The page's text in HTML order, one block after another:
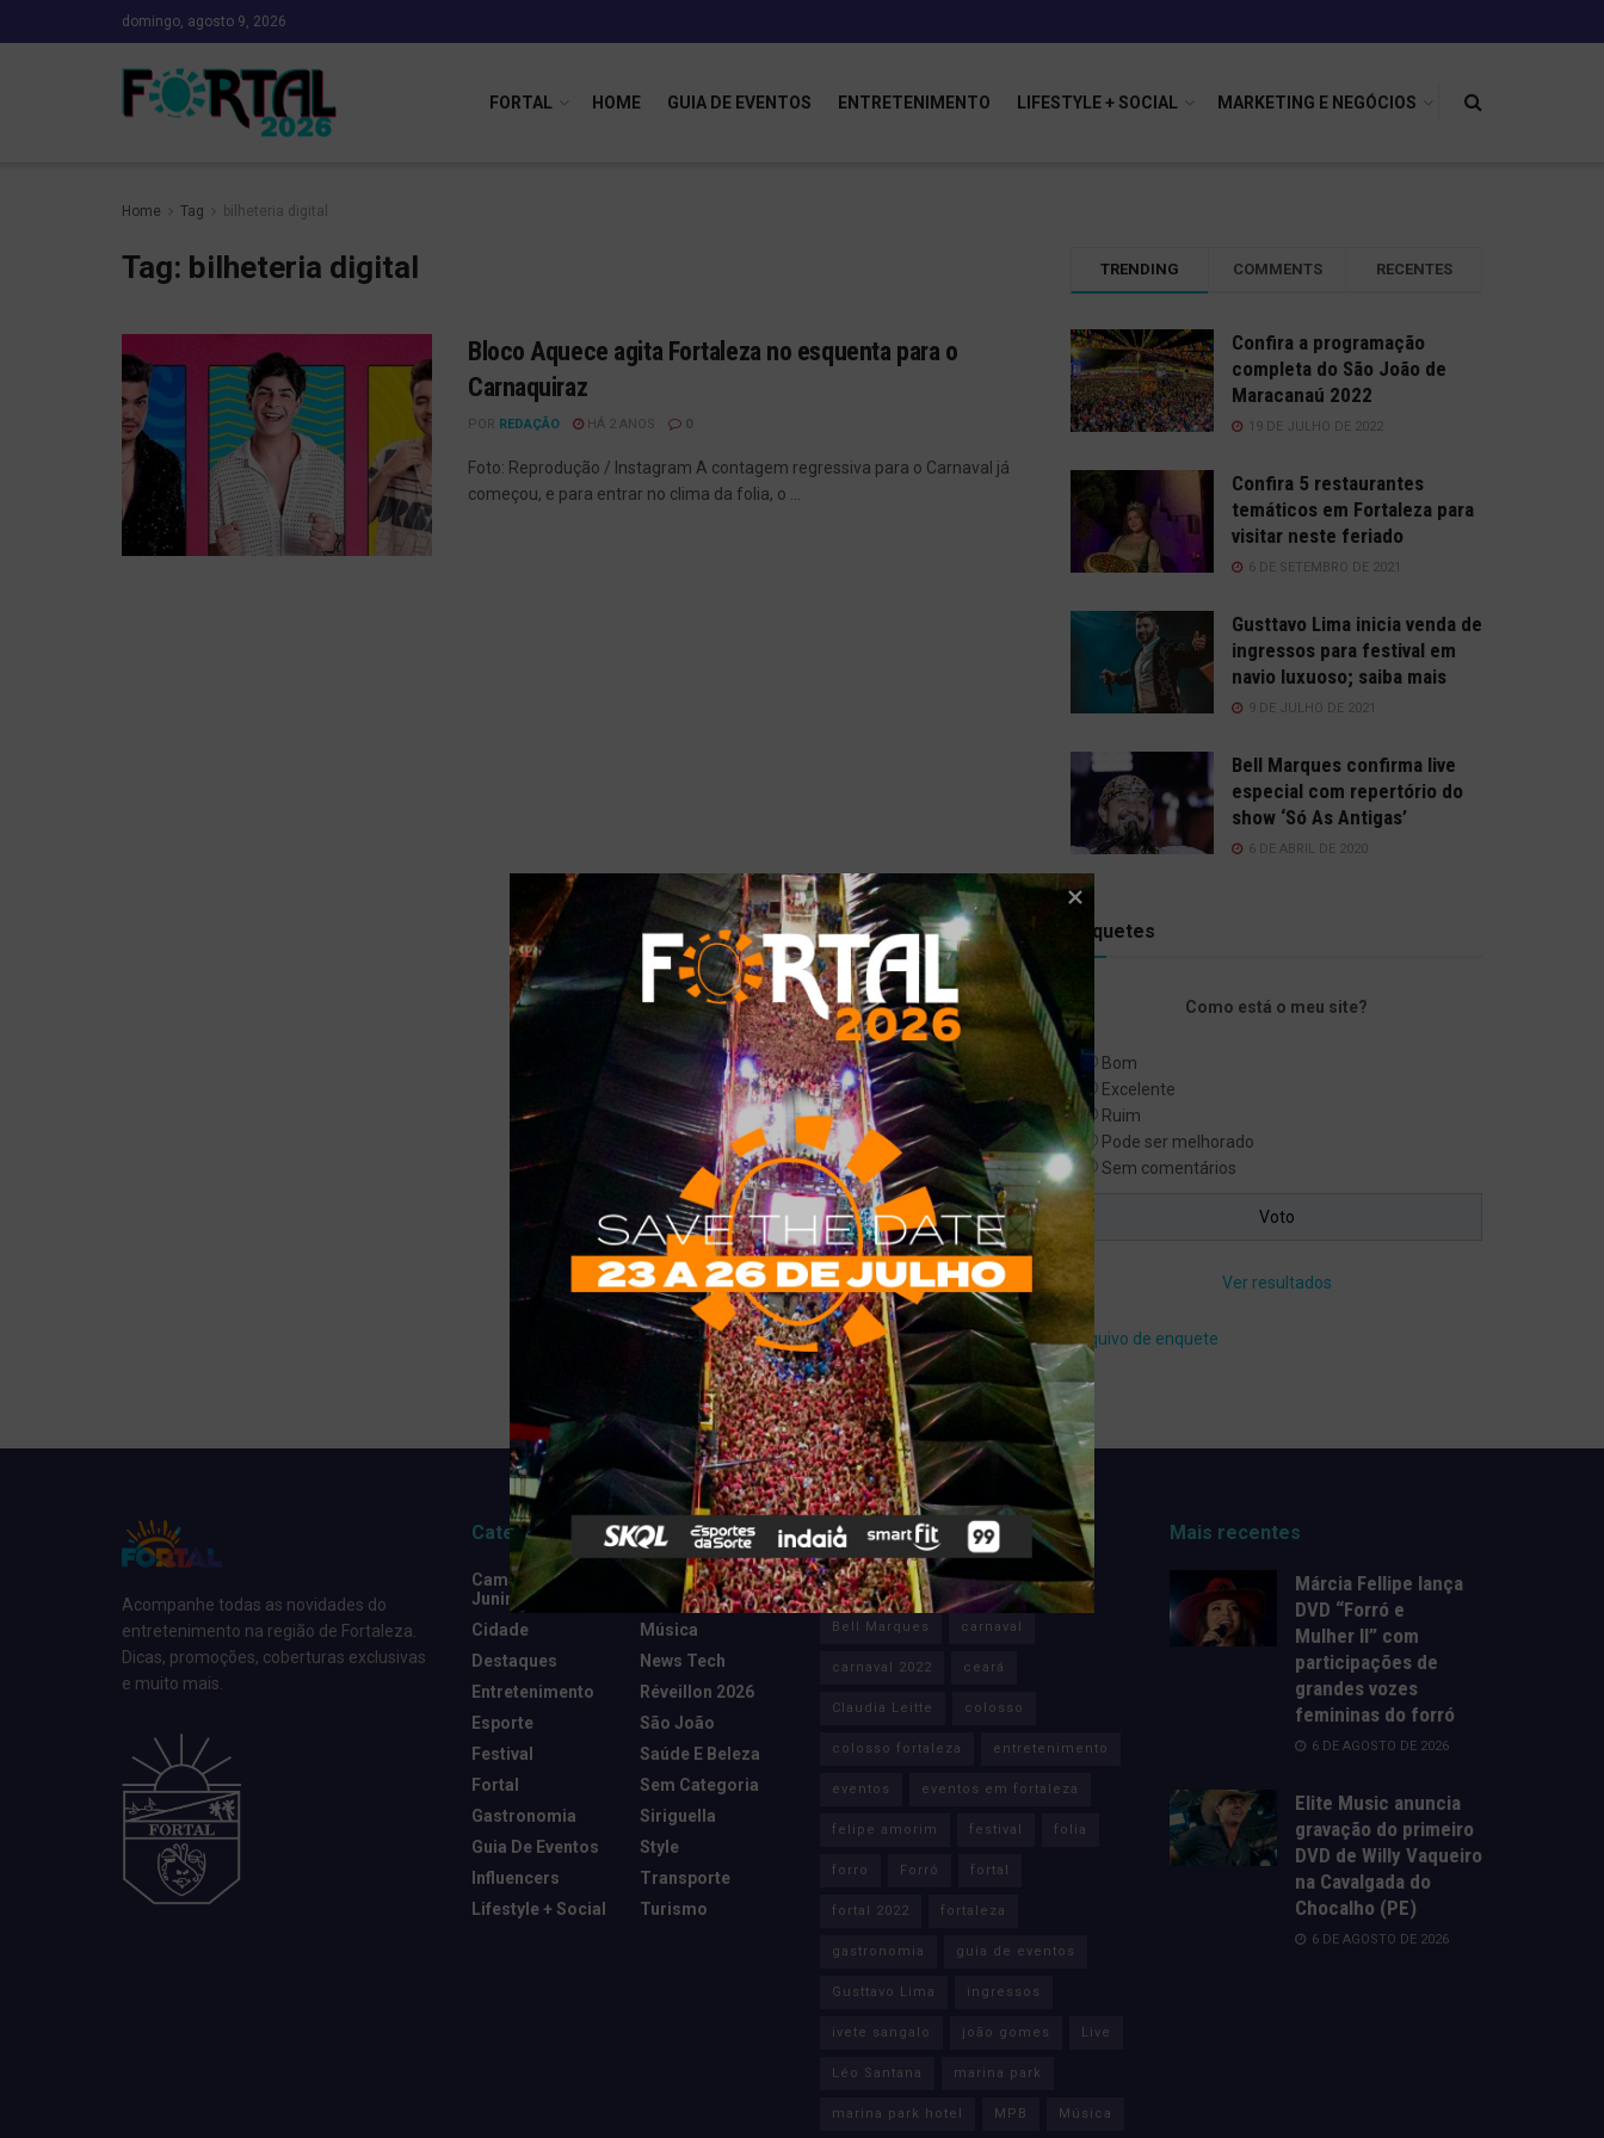
domingo, agosto 9, 2026
FORTAL HOME GUIA DE EVENTOS ENTRETENIMENTO LIFESTYLE + SOCIAL MARKETING E NEGÓCIOS
Home Tag bilheteria digital
Tag: bilheteria digital
Bloco Aquece agita Fortaleza no esquenta para o
Carnaquiraz
POR REDAÇÃO HÁ 2 ANOS 0
Foto: Reprodução / Instagram A contagem regressiva para o Carnaval já
começou, e para entrar no clima da folia, o ...
TRENDING COMMENTS RECENTES
Confira a programação
completa do São João de
Maracanaú 2022
19 DE JULHO DE 2022
Confira 5 restaurantes
temáticos em Fortaleza para
visitar neste feriado
6 DE SETEMBRO DE 2021
Gusttavo Lima inicia venda de
ingressos para festival em
navio luxuoso; saiba mais
9 DE JULHO DE 2021
Bell Marques confirma live
especial com repertório do
show ‘Só As Antigas’
6 DE ABRIL DE 2020
Enquetes
Como está o meu site?
Bom
Excelente
Ruim
Pode ser melhorado
Sem comentários
Ver resultados
Arquivo de enquete
Acompanhe todas as novidades do
entretenimento na região de Fortaleza.
Dicas, promoções, coberturas exclusivas
e muito mais.
Categorias
Camarote Vip
Junino
Cidade
Destaques
Entretenimento
Esporte
Festival
Fortal
Gastronomia
Guia De Eventos
Influencers
Lifestyle + Social
Marketing E
Negócios
Música
News Tech
Réveillon 2026
São João
Saúde E Beleza
Sem Categoria
Siriguella
Style
Transporte
Turismo
Tags
Anitta Axé Banda Eva
Bell Marques carnaval
carnaval 2022 ceará
Claudia Leitte colosso
colosso fortaleza entretenimento
eventos eventos em fortaleza
felipe amorim festival folia
forro Forró fortal
fortal 2022 fortaleza
gastronomia guia de eventos
Gusttavo Lima ingressos
ivete sangalo joão gomes Live
Léo Santana marina park
marina park hotel MPB Música
Mais recentes
Márcia Fellipe lança
DVD “Forró e
Mulher II” com
participações de
grandes vozes
femininas do forró
6 DE AGOSTO DE 2026
Elite Music anuncia
gravação do primeiro
DVD de Willy Vaqueiro
na Cavalgada do
Chocalho (PE)
6 DE AGOSTO DE 2026